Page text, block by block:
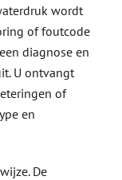
wordt
of foutcode
diagnose en
U ontvangt
of
en
De